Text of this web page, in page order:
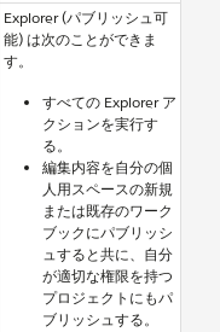
Explorer (パブリッシュ可
能) は次のことができま
す。
すべての Explorer ア
クションを実行す
る。
編集内容を自分の個
人用スペースの新規
または既存のワーク
ブックにパブリッシ
ュすると共に、自分
が適切な権限を持つ
プロジェクトにもパ
ブリッシュする。